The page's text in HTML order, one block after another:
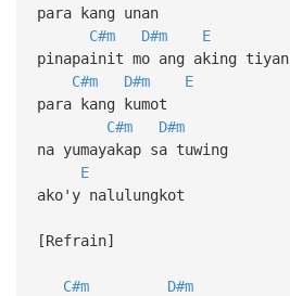
para kang unan
C#m
D#m
E
pinapainit mo ang aking tiyan
C#m
D#m
E
para kang kumot
C#m
D#m
na yumayakap sa tuwing
E
ako'y nalulungkot
[Refrain]
C#m
D#m